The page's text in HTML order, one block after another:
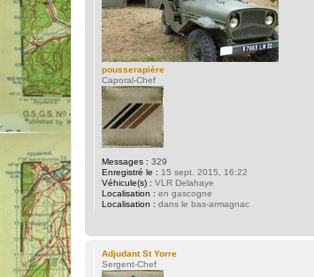
pousserapière
Caporal-Chef
Messages : 329
Enregistré le : 15 sept. 2015, 16:22
Véhicule(s) : VLR Delahaye
Localisation : en gascogne
Localisation : dans le bas-armagnac
Adjudant St Yorre
Sergent-Chef